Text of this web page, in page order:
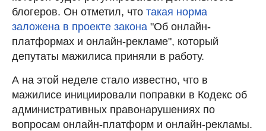
блогеров. Он отметил, что такая норма
заложена в проекте закона "Об онлайн-
платформах и онлайн-рекламе", который
депутаты мажилиса приняли в работу.
А на этой неделе стало известно, что в
мажилисе инициировали поправки в Кодекс об
административных правонарушениях по
вопросам онлайн-платформ и онлайн-рекламы.